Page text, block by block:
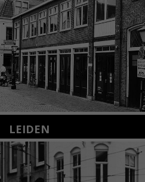
LEIDEN
Nieuwstraat 35
2312 KA Leiden
+31(0)71 – 52 84 480